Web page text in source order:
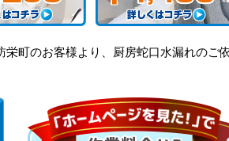
町のお客様より、厨房蛇口水漏れのご依